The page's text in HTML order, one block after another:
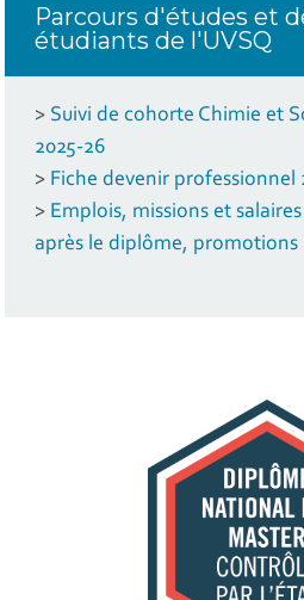
Parcours d'études et
étudiants de l'UVSQ
> Suivi de cohorte Chimie et
2025-26
> Fiche devenir professionnel
> Emplois, missions et
après le diplôme, promotions